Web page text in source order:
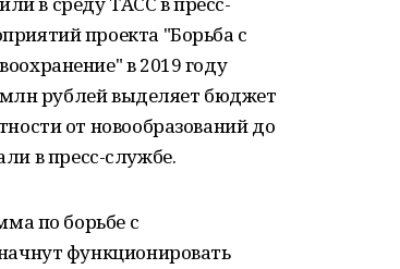
проекта "Борьба с
в 2019 году
рублей выделяет бюджет
от новообразований до
в пресс-службе.
по борьбе с
функционировать